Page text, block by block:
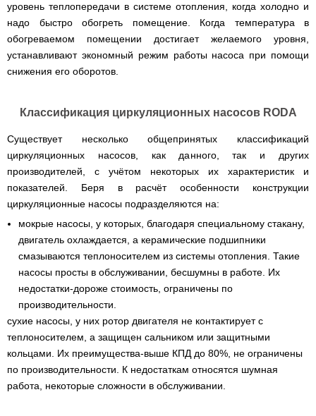
уровень теплопередачи в системе отопления, когда холодно и
надо быстро обогреть помещение. Когда температура в
обогреваемом помещении достигает желаемого уровня,
устанавливают экономный режим работы насоса при помощи
снижения его оборотов.
Классификация циркуляционных насосов RODA
Существует несколько общепринятых классификаций
циркуляционных насосов, как данного, так и других
производителей, с учётом некоторых их характеристик и
показателей. Беря в расчёт особенности конструкции
циркуляционные насосы подразделяются на:
мокрые насосы, у которых, благодаря специальному стакану,
двигатель охлаждается, а керамические подшипники
смазываются теплоносителем из системы отопления. Такие
насосы просты в обслуживании, бесшумны в работе. Их
недостатки-дороже стоимость, ограничены по
производительности.
сухие насосы, у них ротор двигателя не контактирует с
теплоносителем, а защищен сальником или защитными
кольцами. Их преимущества-выше КПД до 80%, не ограничены
по производительности. К недостаткам относятся шумная
работа, некоторые сложности в обслуживании.